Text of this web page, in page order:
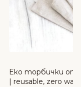
Еко торбички от
| reusable, zero